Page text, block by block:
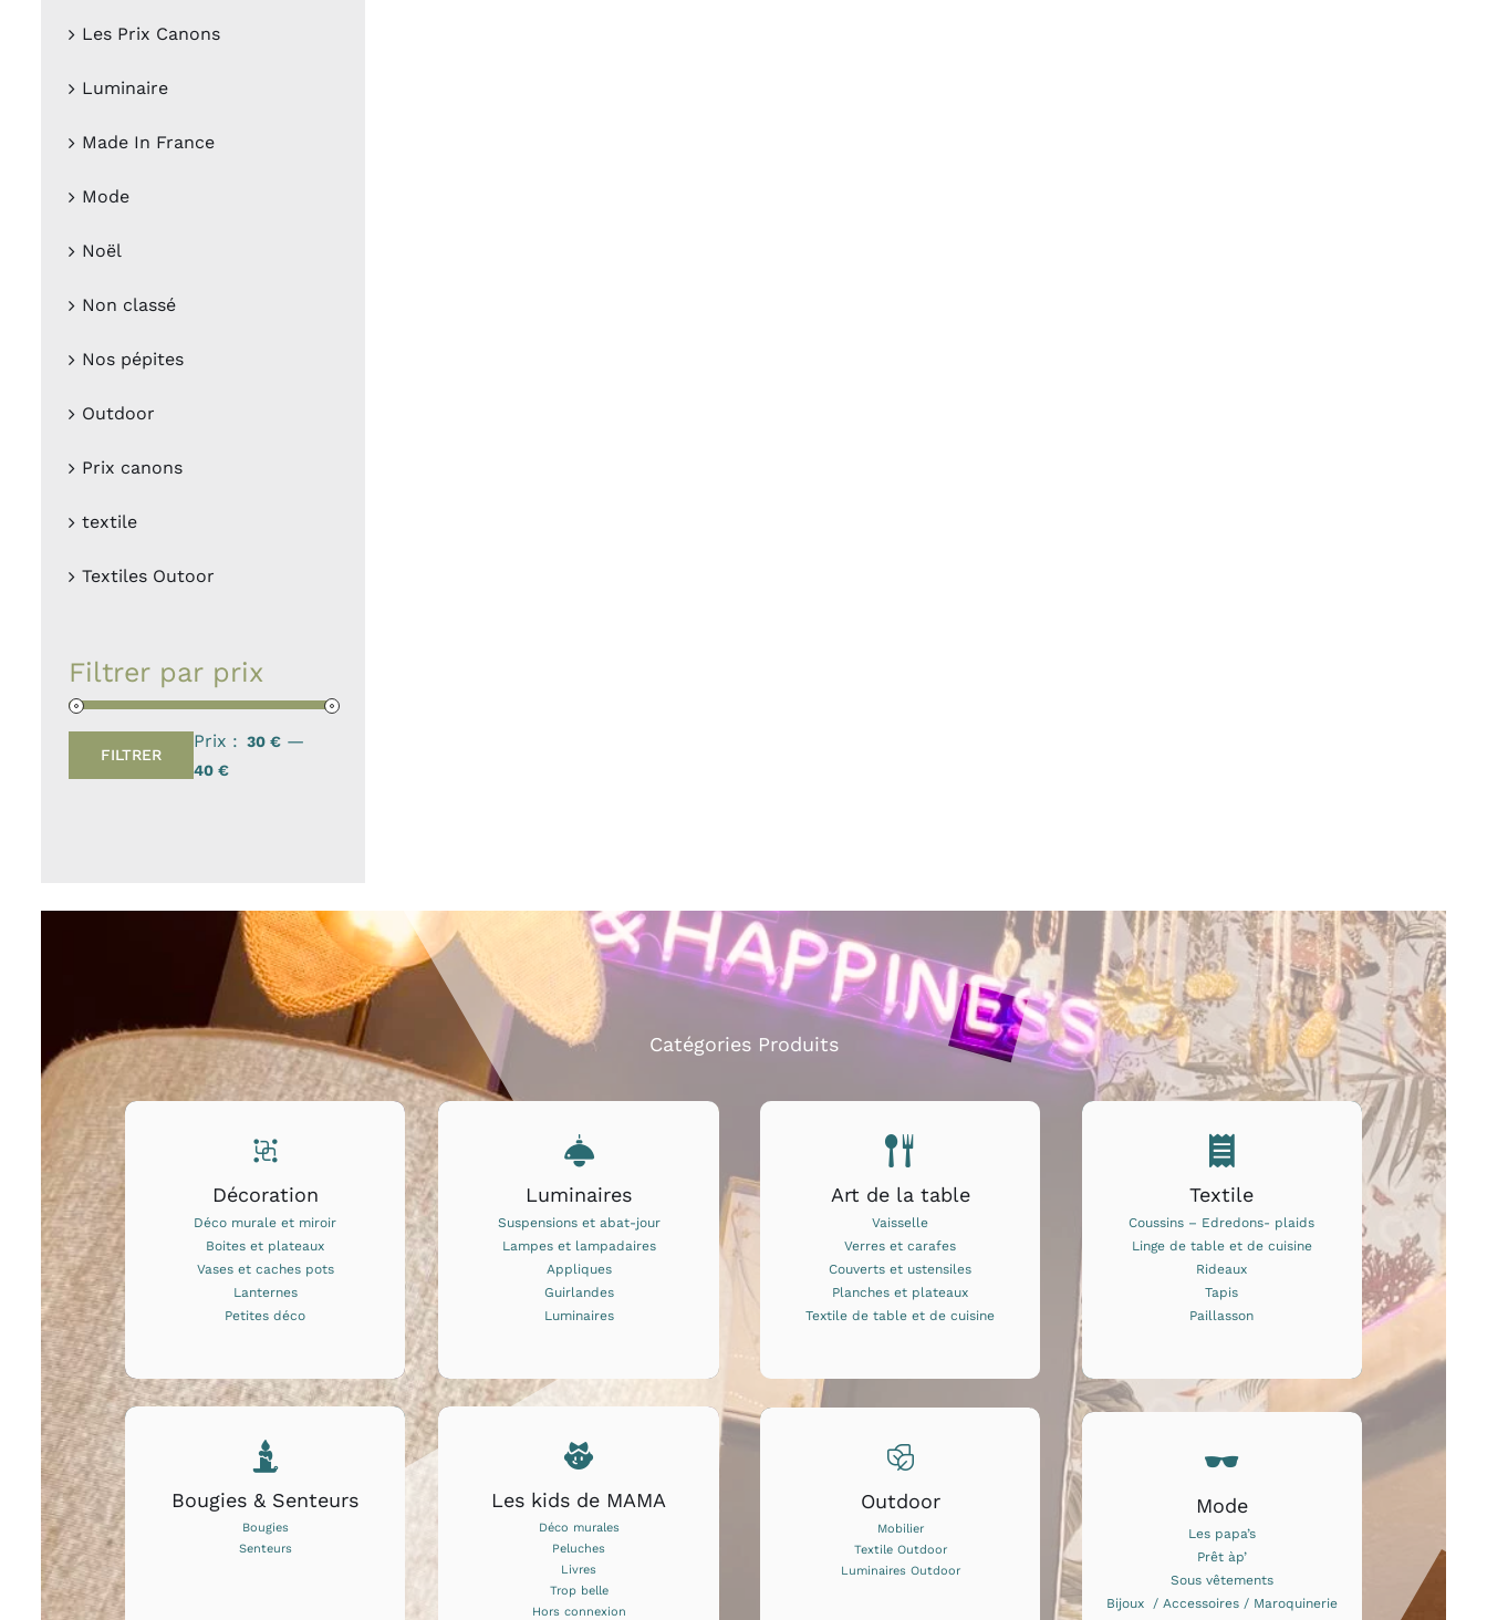
Les Prix Canons
Luminaire
Made In France
Mode
Noël
Non classé
Nos pépites
Outdoor
Prix canons
textile
Textiles Outoor
Filtrer par prix
FILTRER
Prix : 30 € —
40 €
Catégories Produits
Décoration
Déco murale et miroir
Boites et plateaux
Vases et caches pots
Lanternes
Petites déco
Luminaires
Suspensions et abat-jour
Lampes et lampadaires
Appliques
Guirlandes
Luminaires
Art de la table
Vaisselle
Verres et carafes
Couverts et ustensiles
Planches et plateaux
Textile de table et de cuisine
Textile
Coussins – Edredons- plaids
Linge de table et de cuisine
Rideaux
Tapis
Paillasson
Bougies & Senteurs
Bougies
Senteurs
Les kids de MAMA
Déco murales
Peluches
Livres
Trop belle
Hors connexion
Outdoor
Mobilier
Textile Outdoor
Luminaires Outdoor
Mode
Les papa’s
Prêt àp’
Sous vêtements
Bijoux / Accessoires / Maroquinerie